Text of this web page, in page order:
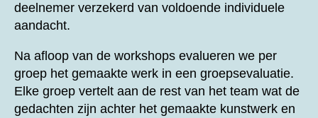
deelnemer verzekerd van voldoende individuele
aandacht.
Na afloop van de workshops evalueren we per
groep het gemaakte werk in een groepsevaluatie.
Elke groep vertelt aan de rest van het team wat de
gedachten zijn achter het gemaakte kunstwerk en